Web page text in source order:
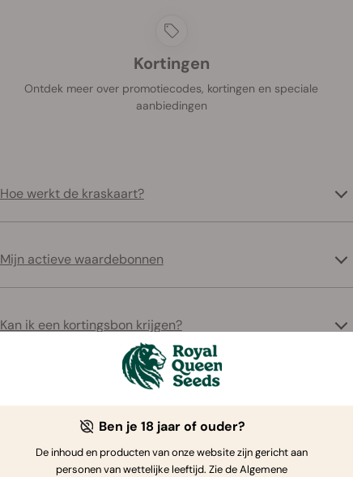
Kortingen
Ontdek meer over promotiecodes, kortingen en speciale
aanbiedingen
Hoe werkt de kraskaart?
Mijn actieve waardebonnen
Kan ik een kortingsbon krijgen?
Wat moet ik doen als mijn promotiecode niet werkt?
Hoe gebruik ik een promotiecode bij mijn bestelling?
Ben je 18 jaar of ouder?
De inhoud en producten van onze website zijn gericht aan
personen van wettelijke leeftijd. Zie de Algemene